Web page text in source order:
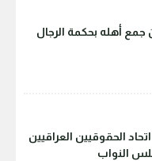
أهله بحكمة الرجال
الحقوقيين العراقيين
النواب